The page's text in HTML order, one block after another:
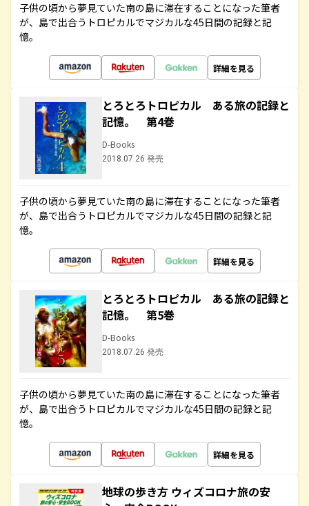
子供の頃から夢見ていた南の島に滞在することになった筆者
が、島で出合うトロピカルでマジカルな45日間の記録と記
憶。
詳細を見る
とろとろトロピカル ある旅の記録と
記憶。 第4巻
D-Books
2018.07.26 発売
子供の頃から夢見ていた南の島に滞在することになった筆者
が、島で出合うトロピカルでマジカルな45日間の記録と記
憶。
詳細を見る
とろとろトロピカル ある旅の記録と
記憶。 第5巻
D-Books
2018.07.26 発売
子供の頃から夢見ていた南の島に滞在することになった筆者
が、島で出合うトロピカルでマジカルな45日間の記録と記
憶。
詳細を見る
地球の歩き方 ウィズコロナ旅の安